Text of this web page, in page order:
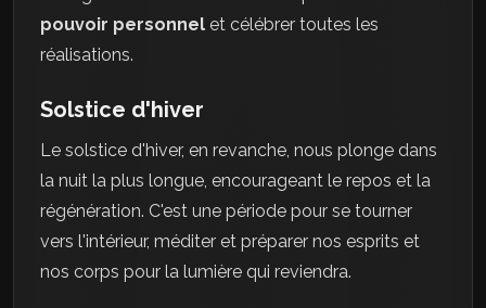
pouvoir personnel et célébrer toutes les
réalisations.
Solstice d'hiver
Le solstice d'hiver, en revanche, nous plonge dans
la nuit la plus longue, encourageant le repos et la
régénération. C'est une période pour se tourner
vers l'intérieur, méditer et préparer nos esprits et
nos corps pour la lumière qui reviendra.